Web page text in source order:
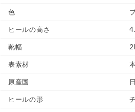
色
ヒールの高さ
靴幅
表素材
原産国
ヒールの形